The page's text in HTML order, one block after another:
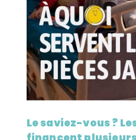
Le saviez-vous ?